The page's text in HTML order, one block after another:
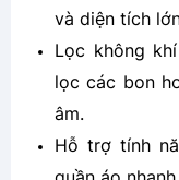
và diện tích
Lọc không
lọc các bon
âm.
Hỗ trợ tính